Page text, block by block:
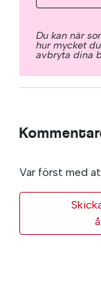
Du kan när
hur mycket
avbryta dina
Var först med